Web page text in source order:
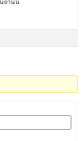
นย่านนี้